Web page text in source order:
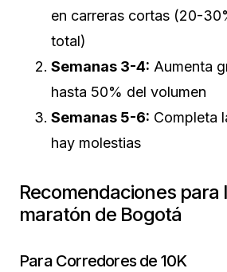
en carreras cortas (20-
total)
Semanas 3-4: Aumenta
hasta 50% del volumen
Semanas 5-6: Completa
hay molestias
Recomendaciones para
maratón de Bogotá
Para Corredores de 10K